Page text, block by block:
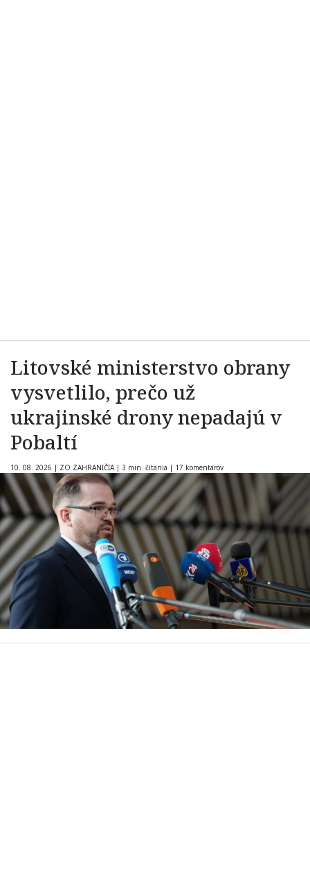
Litovské ministerstvo obrany
vysvetlilo, prečo už
ukrajinské drony nepadajú v
Pobaltí
10. 08. 2026 | ZO ZAHRANIČIA | 3 min. čítania | 17 komentárov